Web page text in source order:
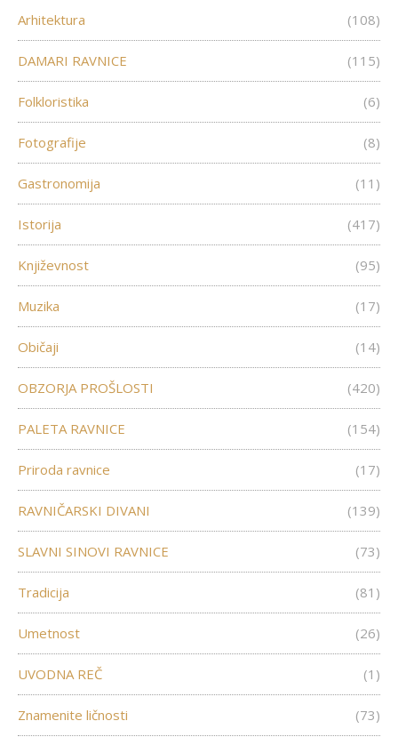
Arhitektura (108)
DAMARI RAVNICE (115)
Folkloristika (6)
Fotografije (8)
Gastronomija (11)
Istorija (417)
Književnost (95)
Muzika (17)
Običaji (14)
OBZORJA PROŠLOSTI (420)
PALETA RAVNICE (154)
Priroda ravnice (17)
RAVNIČARSKI DIVANI (139)
SLAVNI SINOVI RAVNICE (73)
Tradicija (81)
Umetnost (26)
UVODNA REČ (1)
Znamenite ličnosti (73)